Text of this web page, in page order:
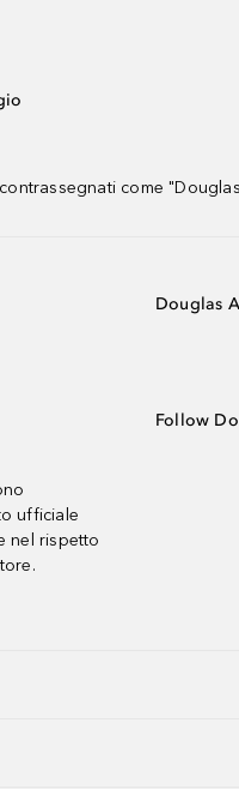
come
ufficiale
nel rispetto
Douglas
Follow